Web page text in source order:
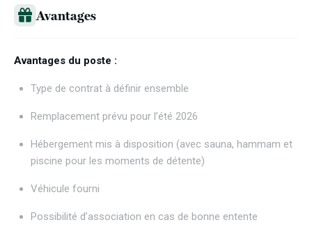
Avantages
Avantages du poste :
Type de contrat à définir ensemble
Remplacement prévu pour l’été 2026
Hébergement mis à disposition (avec sauna, hammam et
piscine pour les moments de détente)
Véhicule fourni
Possibilité d’association en cas de bonne entente